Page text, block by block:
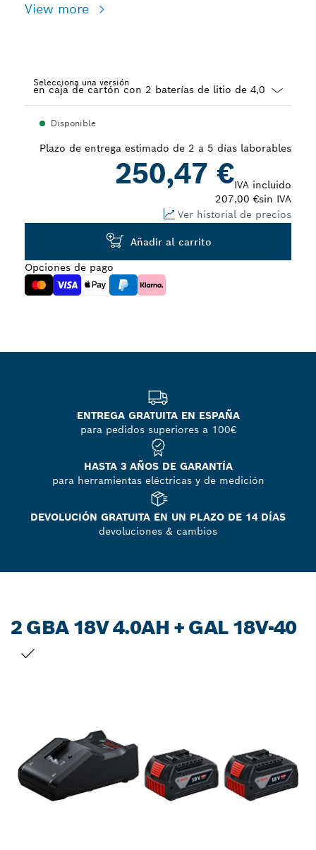
View more
Selecciona una versión
closedDisponible
Plazo de entrega estimado de 2 a 5 días laborables
250,47 €IVA incluido
207,00 €sin IVA
Ver historial de precios
Añadir al carrito
Opciones de pago
ENTREGA GRATUITA EN ESPAÑA
para pedidos superiores a 100€
HASTA 3 AÑOS DE GARANTÍA
para herramientas eléctricas y de medición
DEVOLUCIÓN GRATUITA EN UN PLAZO DE 14 DÍAS
devoluciones & cambios
2 GBA 18V 4.0AH + GAL 18V-40